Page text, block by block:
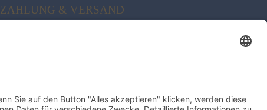
ZAHLUNG & VERSAND